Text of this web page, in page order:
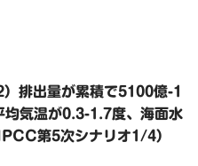
排出量が累積で5100億-1
気温が0.3-1.7度、海面水
第5次シナリオ1/4）